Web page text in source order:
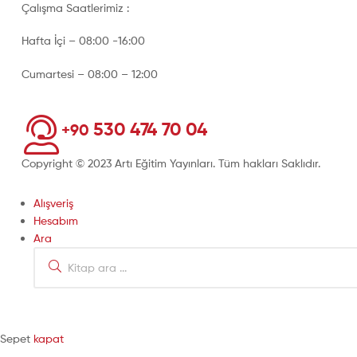
Çalışma Saatlerimiz :
Hafta İçi – 08:00 -16:00
Cumartesi – 08:00 – 12:00
+90 530 474 70 04
Copyright © 2023 Artı Eğitim Yayınları. Tüm hakları Saklıdır.
Alışveriş
Hesabım
Ara
Sepet kapat